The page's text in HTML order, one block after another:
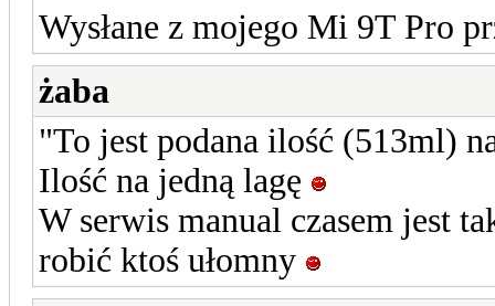
Wysłane z mojego Mi 9T Pro
żaba
"To jest podana ilość (513ml)
Ilość na jedną lagę
W serwis manual czasem jest
robić ktoś ułomny